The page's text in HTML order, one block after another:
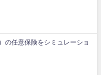
の任意保険をシミュレーショ